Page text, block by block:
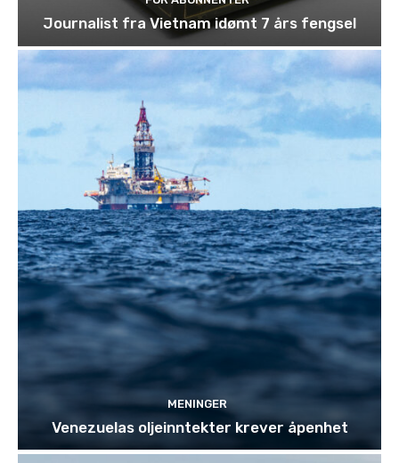
Journalist fra Vietnam idømt 7 års fengsel
MENINGER
Venezuelas oljeinntekter krever åpenhet